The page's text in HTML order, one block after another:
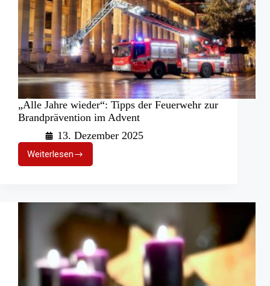
„Alle Jahre wieder“: Tipps der Feuerwehr zur
Brandprävention im Advent
13. Dezember 2025
Weiterlesen
„Alle
Jahre
der
Feuerwehr
zur
Brandprävention
im
Advent